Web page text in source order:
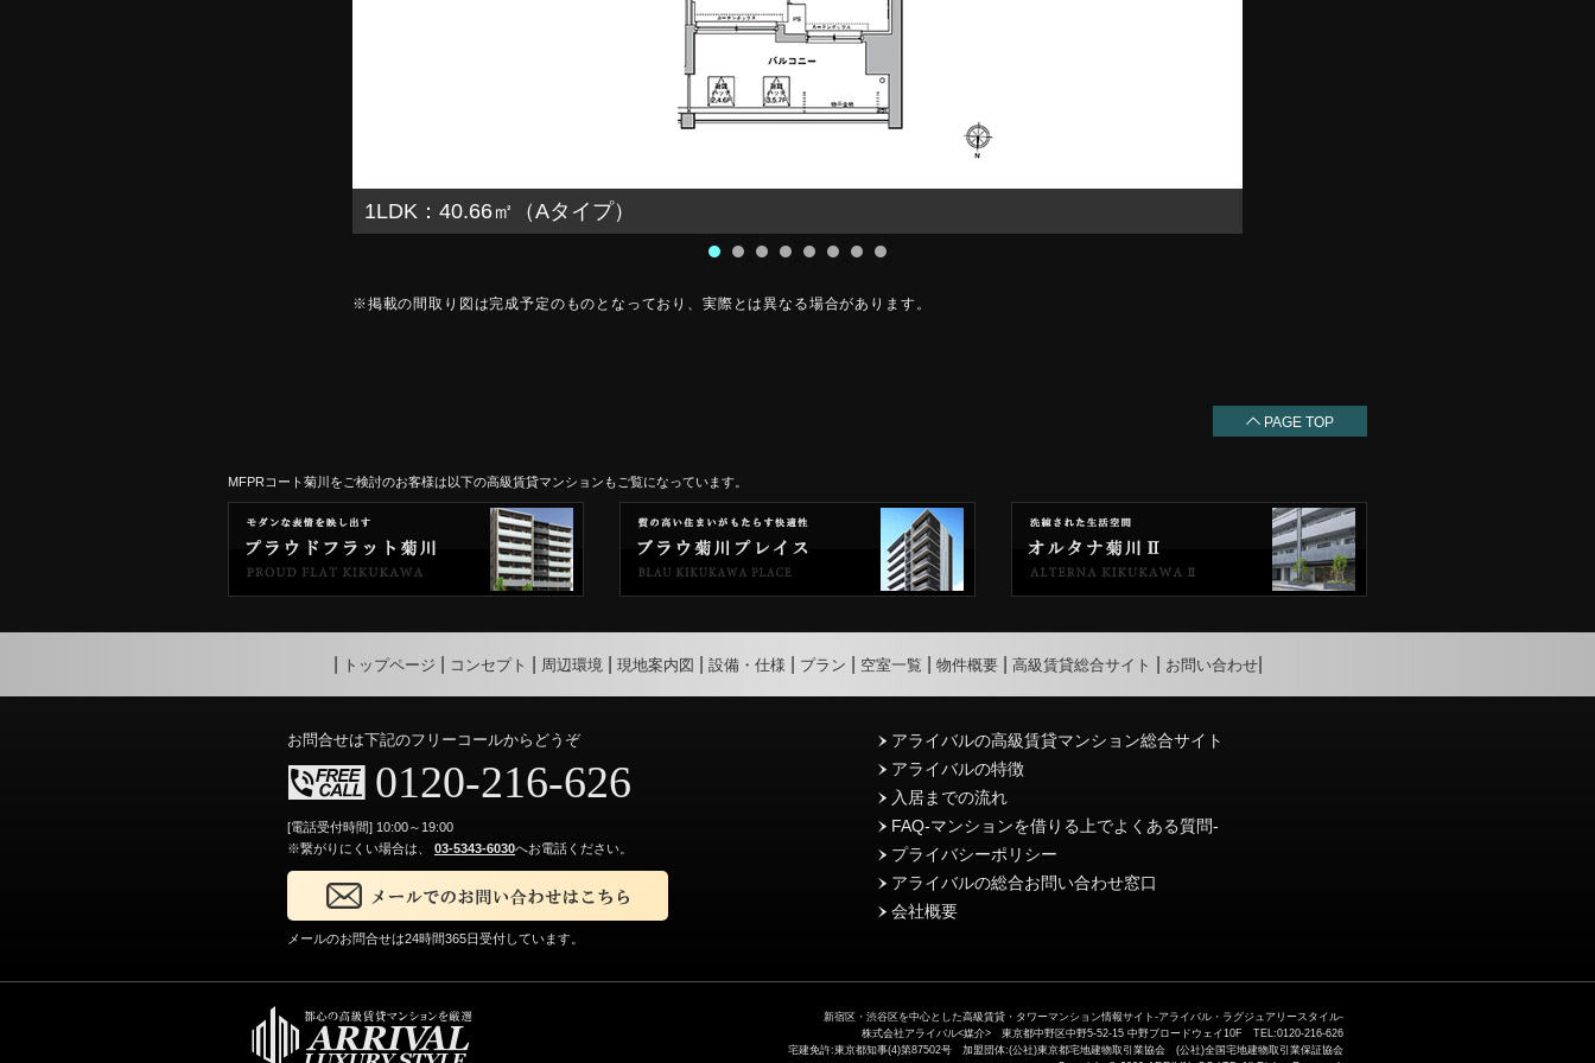
1LDK：40.66㎡（Aタイプ）
※掲載の間取り図は完成予定のものとなっており、実際とは異なる場合があります。
PAGE TOP
MFPRコート菊川をご検討のお客様は以下の高級賃貸マンションもご覧になっています。
トップページ コンセプト 周辺環境 現地案内図 設備・仕様 プラン 空室一覧 物件概要 高級賃貸総合サイト お問い合わせ
お問合せは下記のフリーコールからどうぞ
0120-216-626
[電話受付時間] 10:00～19:00
※繋がりにくい場合は、
03-5343-6030へお電話ください。
メールのお問合せは24時間365日受付しています。
アライバルの高級賃貸マンション総合サイト
アライバルの特徴
入居までの流れ
FAQ-マンションを借りる上でよくある質問-
プライバシーポリシー
アライバルの総合お問い合わせ窓口
会社概要
新宿区・渋谷区を中心とした高級賃貸・タワーマンション情報サイト-アライバル・ラグジュアリースタイル-
株式会社アライバル<媒介> 東京都中野区中野5-52-15 中野ブロードウェイ10F TEL:0120-216-626
宅建免許:東京都知事(4)第87502号 加盟団体:(公社)東京都宅地建物取引業協会 (公社)全国宅地建物取引業保証協会